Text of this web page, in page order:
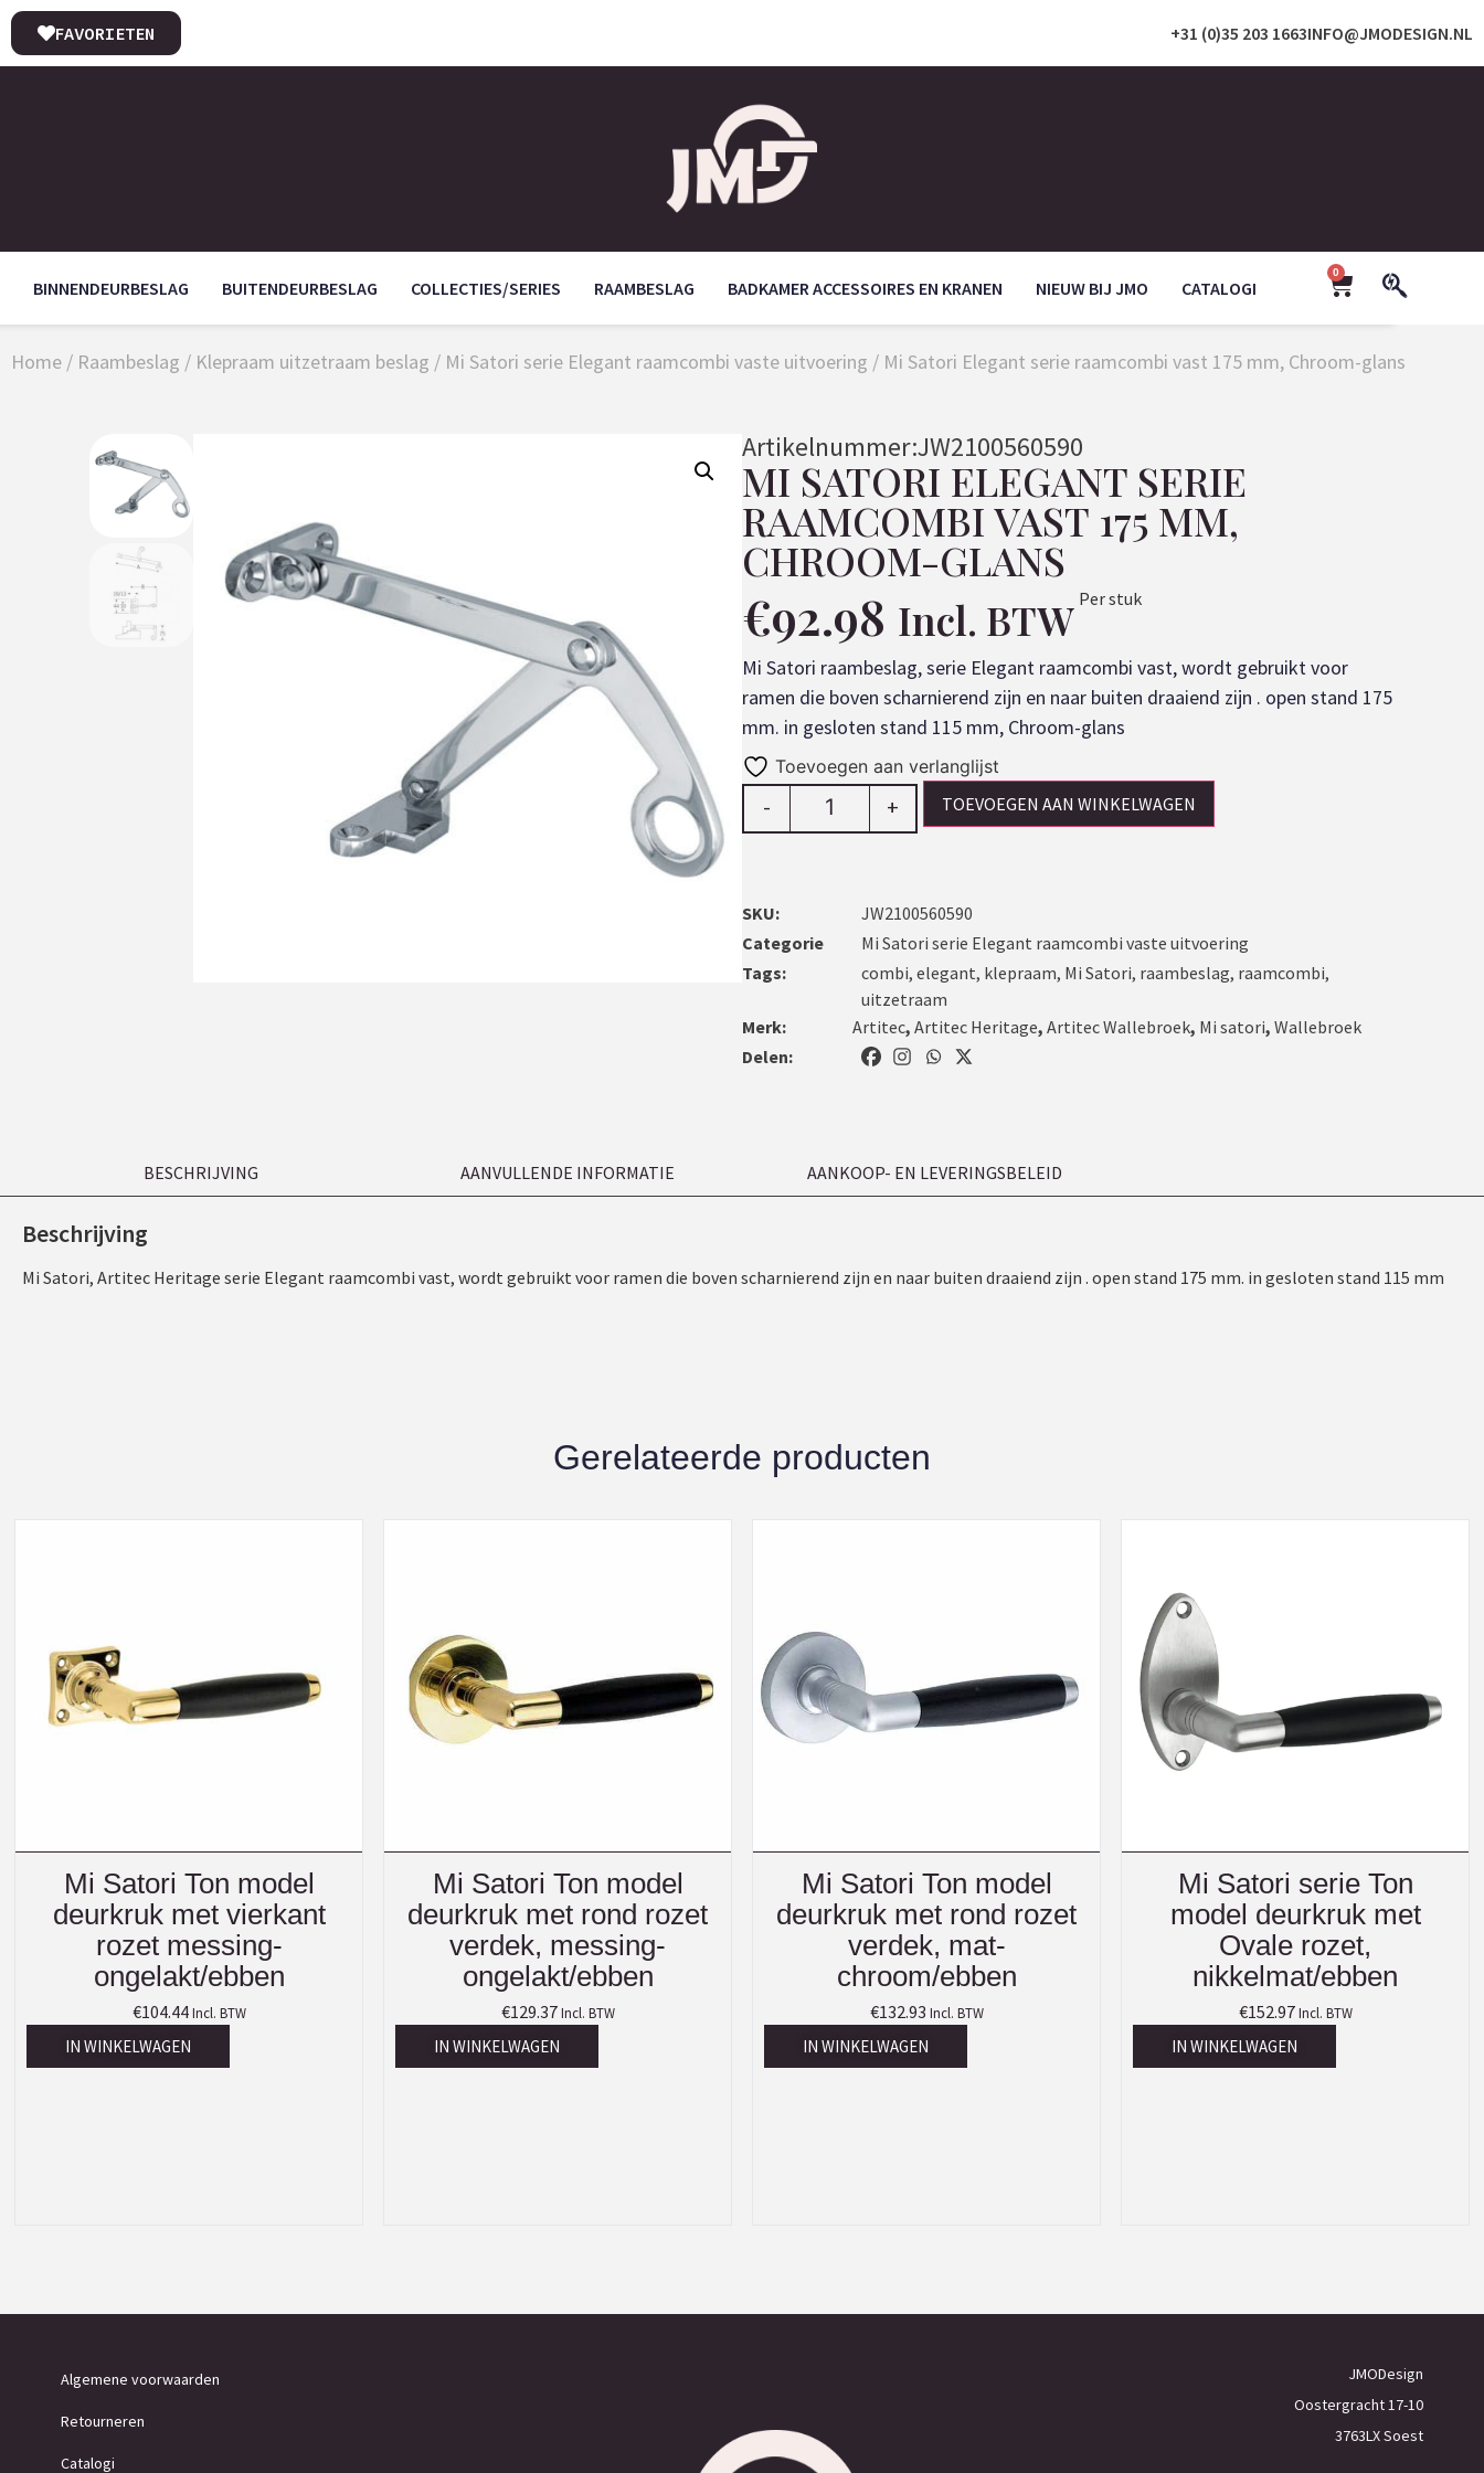
INFO@JMODESIGN.NL
+31 (0)35 203 1663
FAVORIETEN
BINNENDEURBESLAG BUITENDEURBESLAG COLLECTIES/SERIES RAAMBESLAG BADKAMER ACCESSOIRES EN KRANEN NIEUW BIJ JMO CATALOGI
0
Home / Raambeslag / Klepraam uitzetraam beslag / Mi Satori serie Elegant raamcombi vaste uitvoering / Mi Satori Elegant serie raamcombi vast 175 mm, Chroom-glans
Artikelnummer:JW2100560590
MI SATORI ELEGANT SERIE
RAAMCOMBI VAST 175 MM,
CHROOM-GLANS
€92.98 Incl. BTW Per stuk
Mi Satori raambeslag, serie Elegant raamcombi vast, wordt gebruikt voor
ramen die boven scharnierend zijn en naar buiten draaiend zijn . open stand 175
mm. in gesloten stand 115 mm, Chroom-glans
Toevoegen aan verlanglijst
- + TOEVOEGEN AAN WINKELWAGEN
SKU:
JW2100560590
Categorie
Mi Satori serie Elegant raamcombi vaste uitvoering
Tags:
combi, elegant, klepraam, Mi Satori, raambeslag, raamcombi,
uitzetraam
Merk:
Artitec, Artitec Heritage, Artitec Wallebroek, Mi satori, Wallebroek
Delen:
BESCHRIJVING AANVULLENDE INFORMATIE AANKOOP- EN LEVERINGSBELEID
Beschrijving
Mi Satori, Artitec Heritage serie Elegant raamcombi vast, wordt gebruikt voor ramen die boven scharnierend zijn en naar buiten draaiend zijn . open stand 175 mm. in gesloten stand 115 mm
Gerelateerde producten
Mi Satori Ton model
deurkruk met vierkant
rozet messing-
ongelakt/ebben
€104.44 Incl. BTW
IN WINKELWAGEN
Mi Satori Ton model
deurkruk met rond rozet
verdek, messing-
ongelakt/ebben
€129.37 Incl. BTW
IN WINKELWAGEN
Mi Satori Ton model
deurkruk met rond rozet
verdek, mat-
chroom/ebben
€132.93 Incl. BTW
IN WINKELWAGEN
Mi Satori serie Ton
model deurkruk met
Ovale rozet,
nikkelmat/ebben
€152.97 Incl. BTW
IN WINKELWAGEN
Algemene voorwaarden
Retourneren
Catalogi
JMODesign
Oostergracht 17-10
3763LX Soest